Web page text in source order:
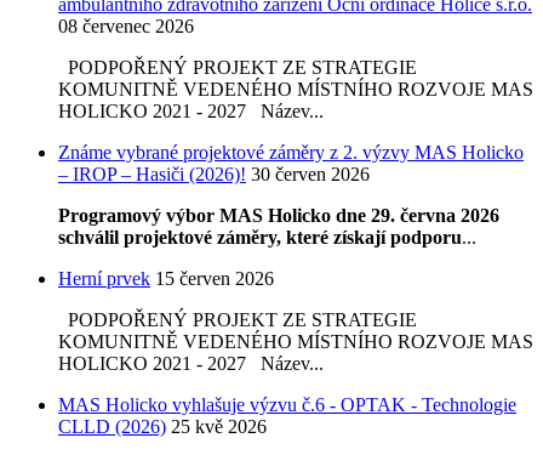
08 červenec 2026
PODPOŘENÝ PROJEKT ZE STRATEGIE
KOMUNITNĚ VEDENÉHO MÍSTNÍHO ROZVOJE MAS
HOLICKO 2021 - 2027 Název...
Známe vybrané projektové záměry z 2. výzvy MAS Holicko
– IROP – Hasiči (2026)! 30 červen 2026
Programový výbor MAS Holicko dne 29. června 2026
schválil projektové záměry, které získají podporu...
Herní prvek 15 červen 2026
PODPOŘENÝ PROJEKT ZE STRATEGIE
KOMUNITNĚ VEDENÉHO MÍSTNÍHO ROZVOJE MAS
HOLICKO 2021 - 2027 Název...
MAS Holicko vyhlašuje výzvu č.6 - OPTAK - Technologie
CLLD (2026) 25 kvě 2026